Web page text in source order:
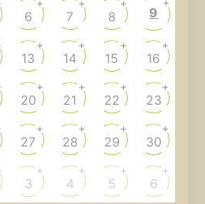
6
+
7
+
8
+
9
13
+
14
+
15
+
16
+
20
+
21
+
22
+
23
+
27
+
28
+
29
+
30
+
3
+
4
+
5
+
6
+